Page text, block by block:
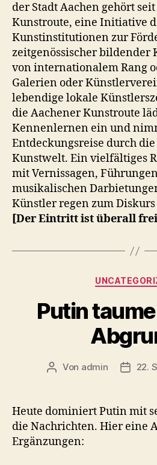
der Stadt Aachen gehört
Kunstroute, eine Initiative
Kunstinstitutionen zur
zeitgenössischer bildender
von internationalem Rang
Galerien oder
lebendige lokale
die Aachener Kunstroute
Kennenlernen ein und
Entdeckungsreise durch
Kunstwelt. Ein vielfältiges
mit Vernissagen,
musikalischen
Künstler regen zum
[Der Eintritt ist überall
Putin
Beitragsautor
Von admin 22.
Heute dominiert Putin mit
die Nachrichten. Hier eine
Ergänzungen: